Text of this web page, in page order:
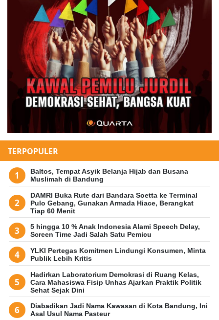
TERPOPULER
Baltos, Tempat Asyik Belanja Hijab dan Busana
Muslimah di Bandung
DAMRI Buka Rute dari Bandara Soetta ke Terminal
Pulo Gebang, Gunakan Armada Hiace, Berangkat
Tiap 60 Menit
5 hingga 10 % Anak Indonesia Alami Speech Delay,
Screen Time Jadi Salah Satu Pemicu
YLKI Pertegas Komitmen Lindungi Konsumen, Minta
Publik Lebih Kritis
Hadirkan Laboratorium Demokrasi di Ruang Kelas,
Cara Mahasiswa Fisip Unhas Ajarkan Praktik Politik
Sehat Sejak Dini
Diabadikan Jadi Nama Kawasan di Kota Bandung, Ini
Asal Usul Nama Pasteur